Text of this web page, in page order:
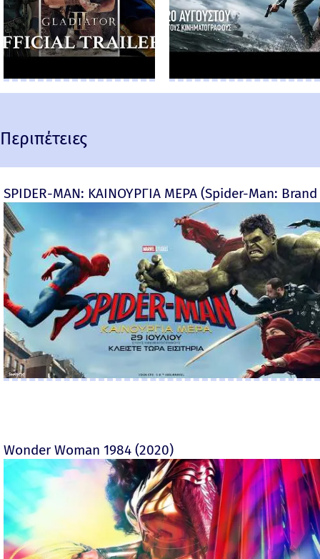
Περιπέτειες
SPIDER-MAN: ΚΑΙΝΟΥΡΓΙΑ ΜΕΡΑ (Spider-Man:
Wonder Woman 1984 (2020)